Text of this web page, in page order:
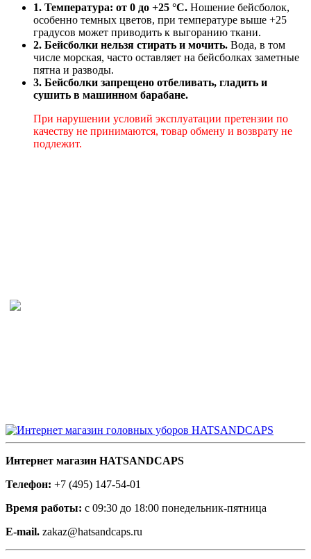
1. Температура: от 0 до +25 °C. Ношение бейсболок,
особенно темных цветов, при температуре выше +25
градусов может приводить к выгоранию ткани.
2. Бейсболки нельзя стирать и мочить. Вода, в том
числе морская, часто оставляет на бейсболках заметные
пятна и разводы.
3. Бейсболки запрещено отбеливать, гладить и
сушить в машинном барабане.
При нарушении условий эксплуатации претензии по
качеству не принимаются, товар обмену и возврату не
подлежит.
Интернет магазин HATSANDCAPS
Телефон: +7 (495) 147-54-01
Время работы: с 09:30 до 18:00 понедельник-пятница
E-mail. zakaz@hatsandcaps.ru